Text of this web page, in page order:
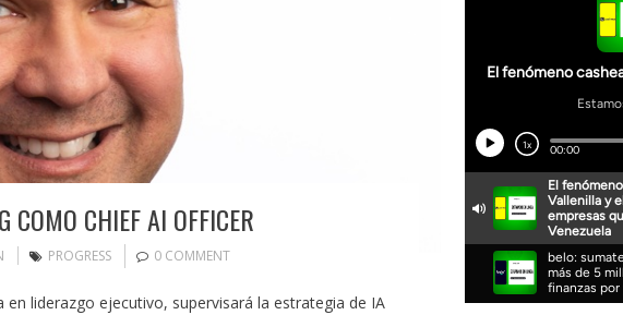
COMO CHIEF AI OFFICER
PROGRESS 0 COMMENT
liderazgo ejecutivo, supervisará la estrategia de IA